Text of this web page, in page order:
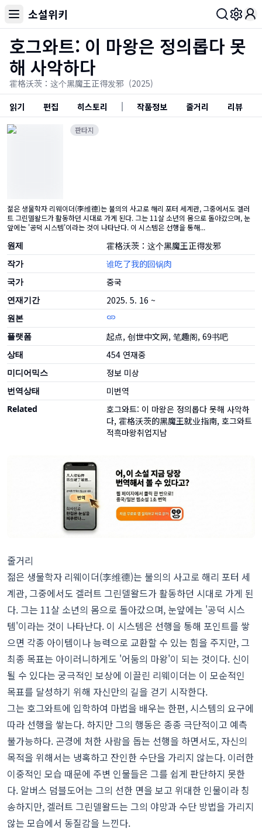
소설위키
호그와트: 이 마왕은 정의롭다 못
해 사악하다
霍格沃茨：这个黑魔王正得发邪 (2025)
읽기
편집 히스토리 작품정보 줄거리 리뷰
판타지
젊은 생물학자 리웨이더(李维德)는 불의의 사고로 해리 포터 세계관, 그중에서도 겔러
트 그린델왈드가 활동하던 시대로 가게 된다. 그는 11살 소년의 몸으로 돌아갔으며, 눈
앞에는 '공덕 시스템'이라는 것이 나타난다. 이 시스템은 선행을 통해...
원제 霍格沃茨：这个黑魔王正得发邪
작가 谁吃了我的回锅肉
국가 중국
연재기간 2025. 5. 16 ~
원본
플랫폼
起点, 创世中文网, 笔趣阁, 69书吧
상태 454 연재중
미디어믹스 정보 미상
번역상태 미번역
Related
호그와트: 이 마왕은 정의롭다 못해 사악하
다, 霍格沃茨的黑魔王就业指南, 호그와트
적흑마왕취업지남
줄거리
젊은 생물학자 리웨이더(李维德)는 불의의 사고로 해리 포터 세
계관, 그중에서도 겔러트 그린델왈드가 활동하던 시대로 가게 된
다. 그는 11살 소년의 몸으로 돌아갔으며, 눈앞에는 '공덕 시스
템'이라는 것이 나타난다. 이 시스템은 선행을 통해 포인트를 쌓
으면 각종 아이템이나 능력으로 교환할 수 있는 힘을 주지만, 그
최종 목표는 아이러니하게도 '어둠의 마왕'이 되는 것이다. 신이
될 수 있다는 궁극적인 보상에 이끌린 리웨이더는 이 모순적인
목표를 달성하기 위해 자신만의 길을 걷기 시작한다.
그는 호그와트에 입학하여 마법을 배우는 한편, 시스템의 요구에
따라 선행을 쌓는다. 하지만 그의 행동은 종종 극단적이고 예측
불가능하다. 곤경에 처한 사람을 돕는 선행을 하면서도, 자신의
목적을 위해서는 냉혹하고 잔인한 수단을 가리지 않는다. 이러한
이중적인 모습 때문에 주변 인물들은 그를 쉽게 판단하지 못한
다. 알버스 덤블도어는 그의 선한 면을 보고 위대한 인물이라 칭
송하지만, 겔러트 그린델왈드는 그의 야망과 수단 방법을 가리지
않는 모습에서 동질감을 느낀다.